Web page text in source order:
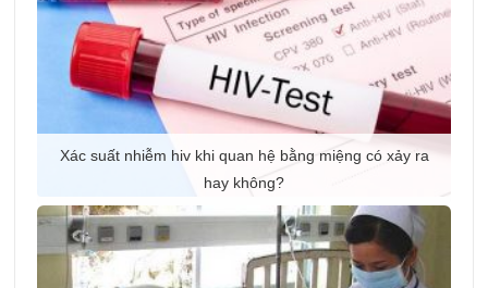
Xác suất nhiễm hiv khi quan hệ bằng miệng có xảy ra
hay không?